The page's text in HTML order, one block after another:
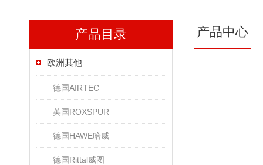
产品目录
欧洲其他
德国AIRTEC
英国ROXSPUR
德国HAWE哈威
德国Rittal威图
产品中心